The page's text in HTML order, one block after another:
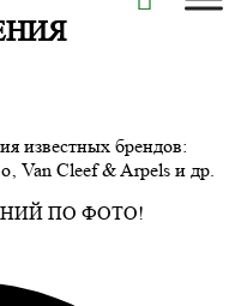
известных брендов:
Van Cleef & Arpels и др.
ПО ФОТО!